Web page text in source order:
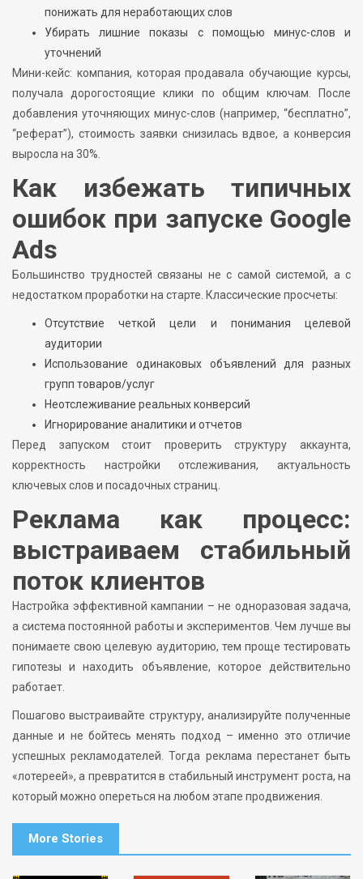
понижать для неработающих слов
Убирать лишние показы с помощью минус-слов и
уточнений
Мини-кейс: компания, которая продавала обучающие курсы,
получала дорогостоящие клики по общим ключам. После
добавления уточняющих минус-слов (например, “бесплатно”,
“реферат”), стоимость заявки снизилась вдвое, а конверсия
выросла на 30%.
Как избежать типичных
ошибок при запуске Google
Ads
Большинство трудностей связаны не с самой системой, а с
недостатком проработки на старте. Классические просчеты:
Отсутствие четкой цели и понимания целевой
аудитории
Использование одинаковых объявлений для разных
групп товаров/услуг
Неотслеживание реальных конверсий
Игнорирование аналитики и отчетов
Перед запуском стоит проверить структуру аккаунта,
корректность настройки отслеживания, актуальность
ключевых слов и посадочных страниц.
Реклама как процесс:
выстраиваем стабильный
поток клиентов
Настройка эффективной кампании – не одноразовая задача,
а система постоянной работы и экспериментов. Чем лучше вы
понимаете свою целевую аудиторию, тем проще тестировать
гипотезы и находить объявление, которое действительно
работает.
Пошагово выстраивайте структуру, анализируйте полученные
данные и не бойтесь менять подход – именно это отличие
успешных рекламодателей. Тогда реклама перестанет быть
«лотереей», а превратится в стабильный инструмент роста, на
который можно опереться на любом этапе продвижения.
More Stories